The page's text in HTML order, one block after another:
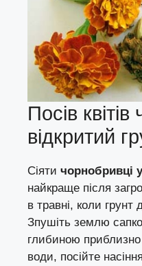
Посів
відкритий
Сіяти чорнобривці
найкраще після
в травні, коли грунт
Зпушіть землю
глибиною
води, посійте